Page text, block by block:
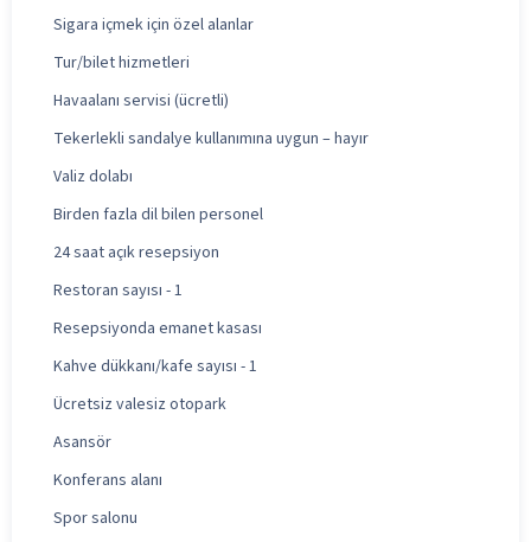
Sigara içmek için özel alanlar
Tur/bilet hizmetleri
Havaalanı servisi (ücretli)
Tekerlekli sandalye kullanımına uygun – hayır
Valiz dolabı
Birden fazla dil bilen personel
24 saat açık resepsiyon
Restoran sayısı - 1
Resepsiyonda emanet kasası
Kahve dükkanı/kafe sayısı - 1
Ücretsiz valesiz otopark
Asansör
Konferans alanı
Spor salonu